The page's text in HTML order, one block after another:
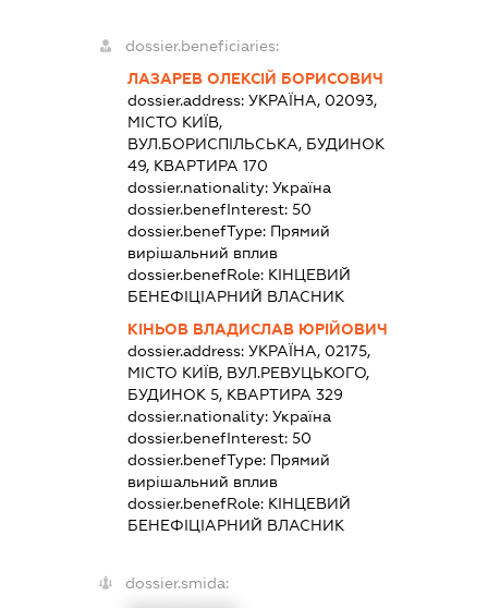
dossier.beneficiaries:
ЛАЗАРЕВ ОЛЕКСІЙ БОРИСОВИЧ
dossier.address:УКРАЇНА, 02093,
МІСТО КИЇВ,
ВУЛ.БОРИСПІЛЬСЬКА, БУДИНОК
49, КВАРТИРА 170
dossier.nationality:Україна
dossier.benefInterest:50
dossier.benefType: Прямий
вирішальний вплив
dossier.benefRole: КІНЦЕВИЙ
БЕНЕФІЦІАРНИЙ ВЛАСНИК
КІНЬОВ ВЛАДИСЛАВ ЮРІЙОВИЧ
dossier.address:УКРАЇНА, 02175,
МІСТО КИЇВ, ВУЛ.РЕВУЦЬКОГО,
БУДИНОК 5, КВАРТИРА 329
dossier.nationality:Україна
dossier.benefInterest:50
dossier.benefType: Прямий
вирішальний вплив
dossier.benefRole: КІНЦЕВИЙ
БЕНЕФІЦІАРНИЙ ВЛАСНИК
dossier.smida: